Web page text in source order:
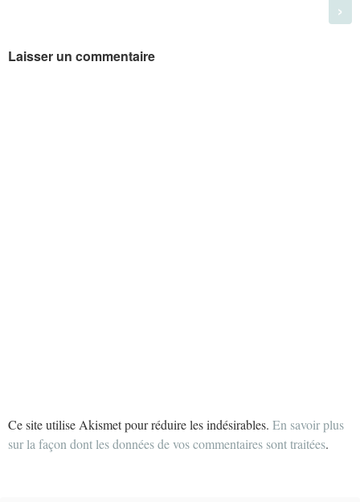
›
Laisser un commentaire
Ce site utilise Akismet pour réduire les indésirables. En savoir plus
sur la façon dont les données de vos commentaires sont traitées.